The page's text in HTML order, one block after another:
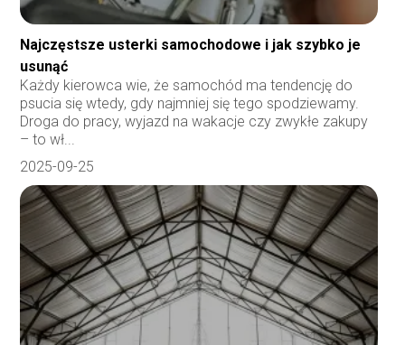
Najczęstsze usterki samochodowe i jak szybko je
usunąć
Każdy kierowca wie, że samochód ma tendencję do
psucia się wtedy, gdy najmniej się tego spodziewamy.
Droga do pracy, wyjazd na wakacje czy zwykłe zakupy
– to wł...
2025-09-25